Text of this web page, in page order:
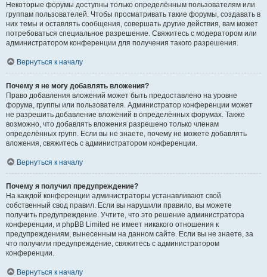
Некоторые форумы доступны только определённым пользователям или
группам пользователей. Чтобы просматривать такие форумы, создавать в
них темы и оставлять сообщения, совершать другие действия, вам может
потребоваться специальное разрешение. Свяжитесь с модератором или
администратором конференции для получения такого разрешения.
Вернуться к началу
Почему я не могу добавлять вложения?
Право добавления вложений может быть предоставлено на уровне
форума, группы или пользователя. Администратор конференции может
не разрешить добавление вложений в определённых форумах. Также
возможно, что добавлять вложения разрешено только членам
определённых групп. Если вы не знаете, почему не можете добавлять
вложения, свяжитесь с администратором конференции.
Вернуться к началу
Почему я получил предупреждение?
На каждой конференции администраторы устанавливают свой
собственный свод правил. Если вы нарушили правило, вы можете
получить предупреждение. Учтите, что это решение администратора
конференции, и phpBB Limited не имеет никакого отношения к
предупреждениям, вынесенным на данном сайте. Если вы не знаете, за
что получили предупреждение, свяжитесь с администратором
конференции.
Вернуться к началу